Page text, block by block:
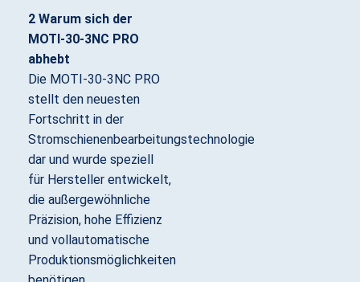
2 Warum sich der
MOTI-30-3NC PRO
abhebt
Die MOTI-30-3NC PRO
stellt den neuesten
Fortschritt in der
Stromschienenbearbeitungstechnologie
dar und wurde speziell
für Hersteller entwickelt,
die außergewöhnliche
Präzision, hohe Effizienz
und vollautomatische
Produktionsmöglichkeiten